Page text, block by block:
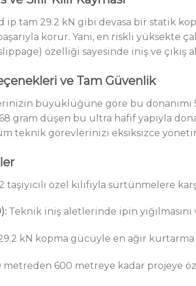
ip tam 29.2 kN gibi devasa bir statik
korur. Yani, en riskli yüksekte
slippage) özelliği sayesinde iniş ve
ve Tam Güvenlik
büyüklüğüne göre bu donanımı
gram düşen bu ultra hafif yapıyla
teknik görevlerinizi eksiksizce
taşıyıcılı özel kılıfıyla sürtünmelere
Teknik iniş aletlerinde ipin yığılmasını
kN kopma gücüyle en ağır kurtarma
metreden 600 metreye kadar projeye